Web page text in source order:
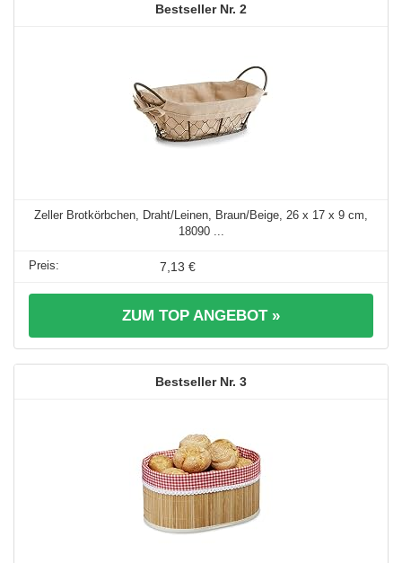
2
Zeller Brotkörbchen, Draht/Leinen, Braun/Beige, 26 x 17 x 9 cm,
18090 ...
7,13 €
ZUM TOP ANGEBOT »
3